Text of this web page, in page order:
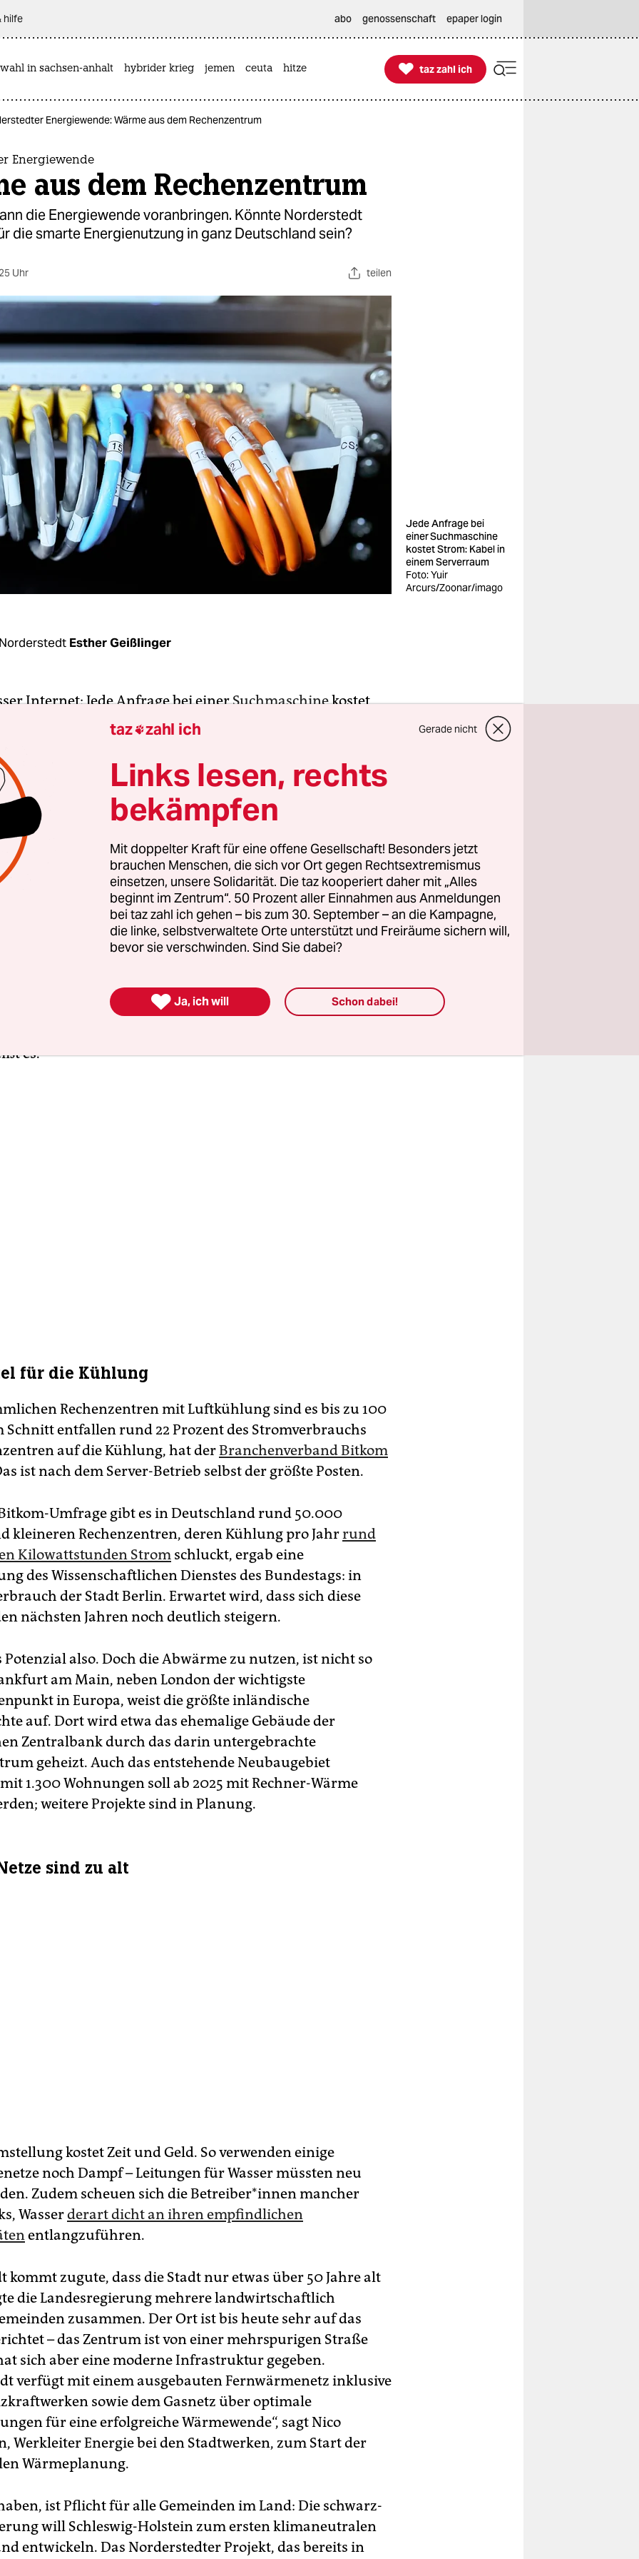
hilfe abo genossenschaft epaper login
in sachsen-anhalt hybrider krieg jemen ceuta hitze 
taz zahl ich
taz zahl ich
Energiewende: Wärme aus dem Rechenzentrum
Energiewende
aus dem Rechenzentrum
die Energiewende voranbringen. Könnte Norderstedt
die smarte Energienutzung in ganz Deutschland sein?
Uhr teilen
Jede Anfrage bei
einer Suchmaschine
kostet Strom: Kabel in
einem Serverraum
Foto: Yuir
Arcurs/Zoonar/imago
Esther Geißlinger
Internet: Jede Anfrage bei einerSuchmaschinekostet
gepostete Foto, jedegestreamte Serienepisode
sind nicht die Endgeräte, sondern die Serverparks: Sie
gekühlt werden, und die Abwärme wird meist einfach
geblasen. In Norderstedt soll damit bald Schluss sein:
Stadt im Hamburger Speckgürtel will
Hitze ins städtische Fernwärmenetz einspeisen und
den bundesweiten Vorreitern. Für das Projekt gab es
bei der kommunalen „EnergieOlympiade“.
Der Serverpark der Stadtwerke soll durch kaltes
werden, das dann, erwärmt, ins Fernwärmenetz
Wie energiesparend das sein kann, zeigt der „Green IT
, das einen Forschungs-Teilchenbeschleuniger betreibt:
Umstellung von Luft auf Wasser den Energieaufwand für
es.
für die Kühlung
Rechenzentren mit Luftkühlung sind es bis zu 100
Schnitt entfallen rund 22 Prozent des Stromverbrauchs
auf die Kühlung, hat derBranchenverband Bitkom
ist nach dem Server-Betrieb selbst der größte Posten.
Umfrage gibt es in Deutschland rund 50.000
kleineren Rechenzentren, deren Kühlung pro Jahrrund
Kilowattstunden Strom schluckt, ergab eine
des Wissenschaftlichen Dienstes des Bundestags: in
der Stadt Berlin. Erwartet wird, dass sich diese
nächsten Jahren noch deutlich steigern.
Potenzial also. Doch die Abwärme zu nutzen, ist nicht so
am Main, neben London der wichtigste
in Europa, weist die größte inländische
auf. Dort wird etwa das ehemalige Gebäude der
Zentralbank durch das darin untergebrachte
geheizt. Auch das entstehende Neubaugebiet
mit 1.300 Wohnungen soll ab 2025 mit Rechner-Wärme
weitere Projekte sind in Planung.
sind zu alt
kostet Zeit und Geld. So verwenden einige
noch Dampf – Leitungen für Wasser müssten neu
Zudem scheuen sich die Be­trei­be­r*in­nen mancher
Wasserderart dicht an ihren empfindlichen
entlangzuführen.
kommt zugute, dass die Stadt nur etwas über 50 Jahre alt
die Landesregierung mehrere landwirtschaftlich
zusammen. Der Ort ist bis heute sehr auf das
– das Zentrum ist von einer mehrspurigen Straße
sich aber eine moderne Infrastruktur gegeben.
verfügt mit einem ausgebauten Fernwärmenetz inklusive
sowie dem Gasnetz über optimale
für eine erfolgreiche Wärmewende“, sagt Nico
Werkleiter Energie bei den Stadtwerken, zum Start der
Wärmeplanung.
ist Pflicht für alle Gemeinden im Land: Die schwarz-
will Schleswig-Holstein zum ersten klimaneutralen
entwickeln. Das Norderstedter Projekt, das bereits in
taz zahl ich Gerade nicht
Links lesen, rechts
bekämpfen
Mit doppelter Kraft für eine offene Gesellschaft! Besonders jetzt
brauchen Menschen, die sich vor Ort gegen Rechtsextremismus
einsetzen, unsere Solidarität. Die taz kooperiert daher mit „Alles
beginnt im Zentrum“. 50 Prozent aller Einnahmen aus Anmeldungen
bei taz zahl ich gehen – bis zum 30. September – an die Kampagne,
die linke, selbstverwaltete Orte unterstützt und Freiräume sichern will,
bevor sie verschwinden. Sind Sie dabei?
 Ja, ich will Schon dabei!